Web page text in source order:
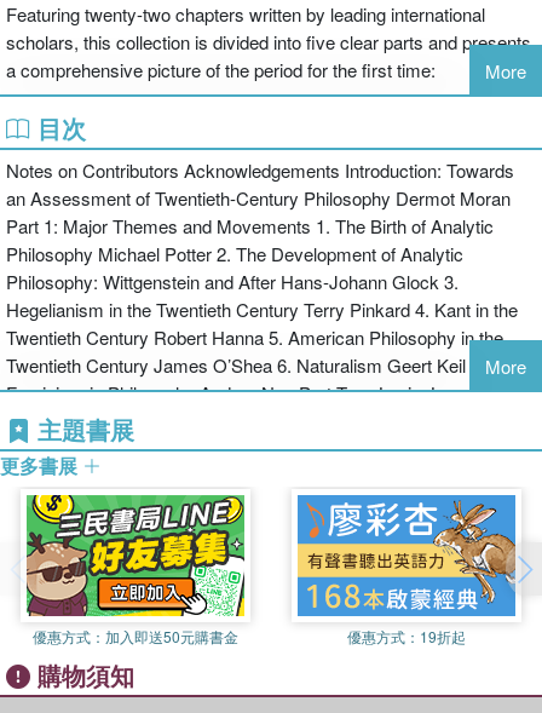
Featuring twenty-two chapters written by leading international
scholars, this collection is divided into five clear parts and presents
a comprehensive picture of the period for the first time:
major themes and movements
logic, language, knowledge and metaphysics
philosophy of mind, psychology and science
phenomenology, hermeneutics, existentialism, and critical theory
politics, ethics, aesthetics.
Featuring annotated further reading and a comprehensive glossary,
The Routledge Companion to Twentieth Century Philosophy is
indispensable for anyone interested in philosophy over the last one
hundred years, suitable for both expert and novice alike.
More
目次
Notes on Contributors Acknowledgements Introduction: Towards
an Assessment of Twentieth-Century Philosophy Dermot Moran
Part 1: Major Themes and Movements 1. The Birth of Analytic
Philosophy Michael Potter 2. The Development of Analytic
Philosophy: Wittgenstein and After Hans-Johann Glock 3.
Hegelianism in the Twentieth Century Terry Pinkard 4. Kant in the
Twentieth Century Robert Hanna 5. American Philosophy in the
Twentieth Century James O’Shea 6. Naturalism Geert Keil 7.
Feminism in Philosophy Andrea Nye Part Two: Logic, Language,
Knowledge and Metaphysics 8. Philosophical Logic Mark
Sainsbury 9. Philosophy of Language Jason Stanley 10.
Metaphysics E. J. Lowe 11. Epistemology in the Twentieth Century
Matthias Steup Part 3: Philosophy of Mind, Psychology and
Science 12. Philosophy of Mind Sarah Patterson 13. Philosophy of
Psychology Kelby Mason, Chandra Sekhar Sripada, Stephen Stich
14. Philosophy of Science Stathis Psillos Part 4: Phenomenology,
Hermeneutics, Existentialism, and Critical Theory 15.
Phenomenology Dan Zahavi 16. Twentieth-Century Hermeneutics
Nicholas Davey 17. German Philosophy Karl-Otto Apel 18. Critical
Theory Axel Honneth 19. French Philosophy in the Twentieth
More
主題書展
更多書展
優惠方式： 加入即送50元購書金 優惠方式： 19折起
購物須知